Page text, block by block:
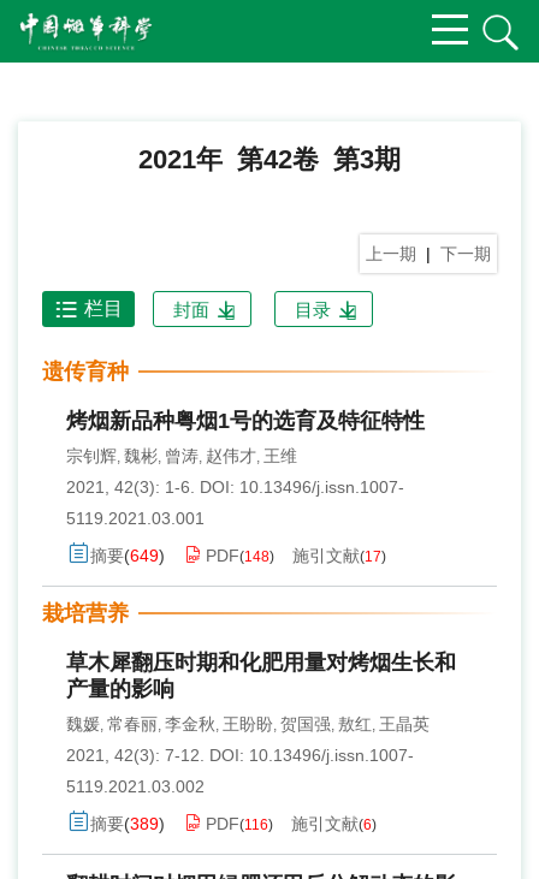
2021年 第42卷 第3期
上一期 | 下一期
栏目 封面 目录
遗传育种
烤烟新品种粤烟1号的选育及特征特性
宗钊辉, 魏彬, 曾涛, 赵伟才, 王维
2021, 42(3): 1-6.
DOI: 10.13496/j.issn.1007-
5119.2021.03.001
摘要(649) PDF(148) 施引文献(17)
栽培营养
草木犀翻压时期和化肥用量对烤烟生长和
产量的影响
魏媛, 常春丽, 李金秋, 王盼盼, 贺国强, 敖红, 王晶英
2021, 42(3): 7-12.
DOI: 10.13496/j.issn.1007-
5119.2021.03.002
摘要(389) PDF(116) 施引文献(6)